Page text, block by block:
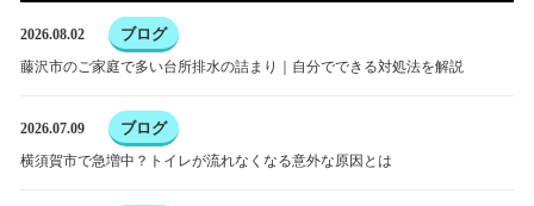
2026.08.02 ブログ
藤沢市のご家庭で多い台所排水の詰まり｜自分でできる対処法を解説
2026.07.09 ブログ
横須賀市で急増中？トイレが流れなくなる意外な原因とは